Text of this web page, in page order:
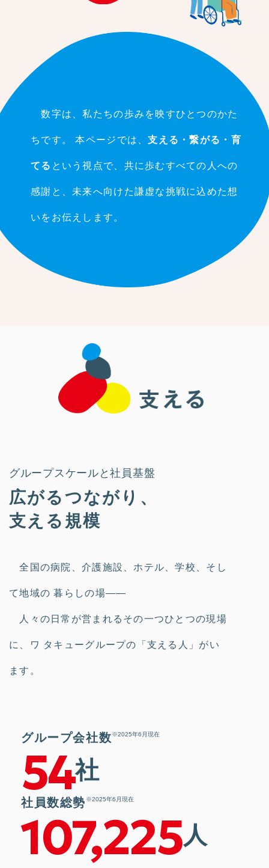
数字は、私たちの歩みを映すひとつのかた
ちです。 本ページでは、支える・繋がる・育
てる という視点で、共に歩むすべての人への
感謝と、未来へ向けた謙虚な挑戦に込めた想
いをお伝えします。
グループ会社数※2025年6月現在
54社
社員数総勢 ※2025年6月現在
107,225人
グループスケールと社員基盤
広がるつながり、
支える規模
全国の病院、介護施設、ホテル、学校、そし
て地域の 暮らしの場――
人々の日常が営まれるその一つひとつの現場
に、ワ タキューグループの「支える人」がい
ます。